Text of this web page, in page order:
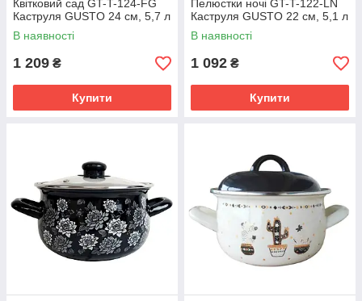
Квітковий сад GT-T-124-FG
Каструля GUSTO 24 см, 5,7 л
В наявності
1 209 ₴
Купити
Пелюстки ночі GT-T-122-LN
Каструля GUSTO 22 см, 5,1 л
В наявності
1 092 ₴
Купити